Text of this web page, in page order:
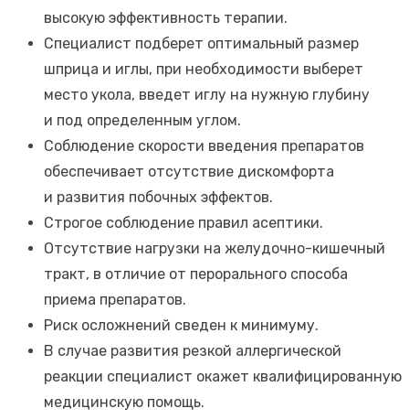
высокую эффективность терапии.
Специалист подберет оптимальный размер
шприца и иглы, при необходимости выберет
место укола, введет иглу на нужную глубину
и под определенным углом.
Соблюдение скорости введения препаратов
обеспечивает отсутствие дискомфорта
и развития побочных эффектов.
Строгое соблюдение правил асептики.
Отсутствие нагрузки на желудочно-кишечный
тракт, в отличие от перорального способа
приема препаратов.
Риск осложнений сведен к минимуму.
В случае развития резкой аллергической
реакции специалист окажет квалифицированную
медицинскую помощь.